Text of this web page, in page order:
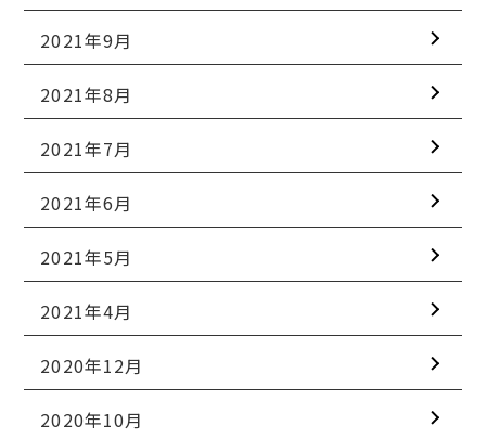
2021年9月
2021年8月
2021年7月
2021年6月
2021年5月
2021年4月
2020年12月
2020年10月